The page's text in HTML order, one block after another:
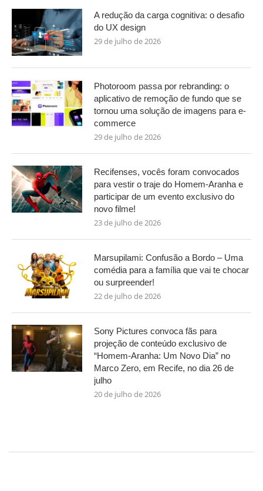
A redução da carga cognitiva: o desafio
do UX design
29 de julho de 2026
Photoroom passa por rebranding: o
aplicativo de remoção de fundo que se
tornou uma solução de imagens para e-
commerce
29 de julho de 2026
Recifenses, vocês foram convocados
para vestir o traje do Homem-Aranha e
participar de um evento exclusivo do
novo filme!
23 de julho de 2026
Marsupilami: Confusão a Bordo – Uma
comédia para a família que vai te chocar
ou surpreender!
22 de julho de 2026
Sony Pictures convoca fãs para
projeção de conteúdo exclusivo de
“Homem-Aranha: Um Novo Dia” no
Marco Zero, em Recife, no dia 26 de
julho
20 de julho de 2026